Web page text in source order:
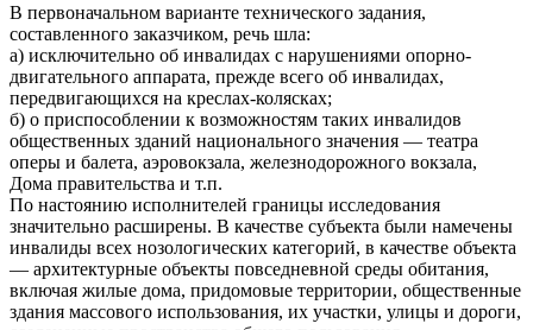
В первоначальном варианте технического задания,
составленного заказчиком, речь шла:
а) исключительно об инвалидах с нарушениями опорно-
двигательного аппарата, прежде всего об инвалидах,
передвигающихся на креслах-колясках;
б) о приспособлении к возможностям таких инвалидов
общественных зданий национального значения — театра
оперы и балета, аэровокзала, железнодорожного вокзала,
Дома правительства и т.п.
По настоянию исполнителей границы исследования
значительно расширены. В качестве субъекта были намечены
инвалиды всех нозологических категорий, в качестве объекта
— архитектурные объекты повседневной среды обитания,
включая жилые дома, придомовые территории, общественные
здания массового использования, их участки, улицы и дороги,